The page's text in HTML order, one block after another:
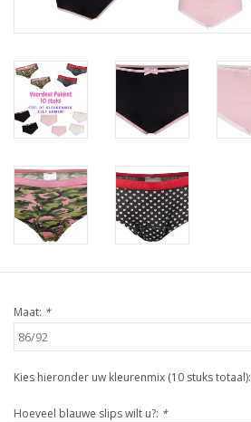
Maat: *
Kies hieronder uw kleurenmix (10 stuks totaal):
Hoeveel blauwe slips wilt u?: *